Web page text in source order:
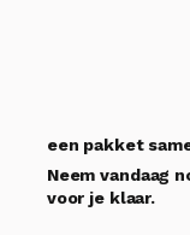
een pakket
Neem vandaag
voor je klaar.